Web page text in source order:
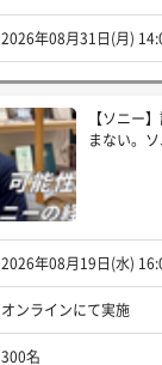
2026年08月31日(月)
【ソニー
まない。ソ
2026年08月19日(水)
オンラインにて実施
300名